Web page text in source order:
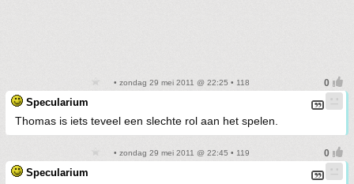
• zondag 29 mei 2011 @ 22:25 • 118
Specularium
Thomas is iets teveel een slechte rol aan het spelen.
• zondag 29 mei 2011 @ 22:45 • 119
Specularium